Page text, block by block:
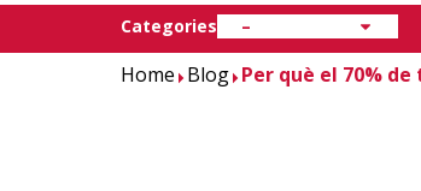
Categories –
Home Blog Per què el 70%